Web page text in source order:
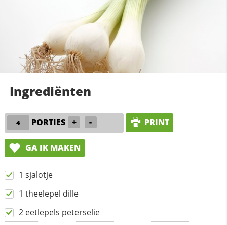
Ingrediënten
PORTIES + - PRINT
GA IK MAKEN
1 sjalotje
1 theelepel dille
2 eetlepels peterselie